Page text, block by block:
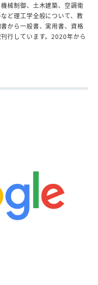
械制御、土木建築、空調衛
ど理工学全般について、教
から一般書、実用書、資格
行しています。2020年から